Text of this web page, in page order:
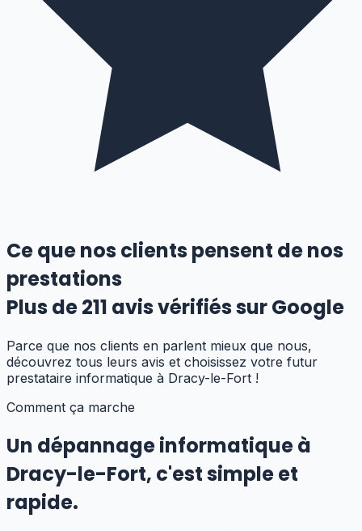
Ce que nos clients pensent de nos
prestations
Plus de211 avis vérifiés sur Google
Parce que nos clients en parlent mieux que nous,
découvrez tous leurs avis et choisissez votre futur
prestataire informatique à Dracy-le-Fort !
Comment ça marche
Un dépannage informatiqueà
Dracy-le-Fort, c'est simple et
rapide.